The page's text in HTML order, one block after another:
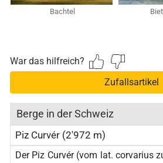
Bachtel
War das hilfreich?
Zufallsartikel
Berge in der Schweiz
Piz Curvér (2'972 m)
Der Piz Curvér (vom lat. corvarius